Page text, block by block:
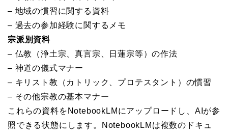
– 地域の慣習に関する資料
– 過去の参加経験に関するメモ
宗派別資料
– 仏教（浄土宗、真言宗、日蓮宗等）の作法
– 神道の儀式マナー
– キリスト教（カトリック、プロテスタント）の慣習
– その他宗教の基本マナー
これらの資料をNotebookLMにアップロードし、AIが参
照できる状態にします。NotebookLMは複数のドキュ